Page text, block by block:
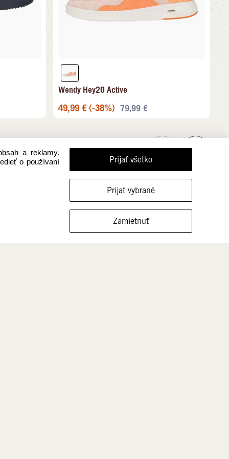
FILTROVAŤ VEĽKOSTI
Wendy Hey2O Active
49,99 € (-38%) 79,99 €
a reklamy.
o používaní
Prijať všetko
Prijať vybrané
Zamietnuť